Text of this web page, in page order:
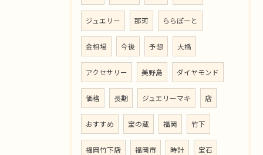
ジュエリー 那珂 ららぽーと
金相場 今後 予想 大橋
アクセサリー 美野島 ダイヤモンド
価格 長期 ジュエリーマキ 店
おすすめ 宝の蔵 福岡 竹下
福岡竹下店 福岡市 時計 宝石